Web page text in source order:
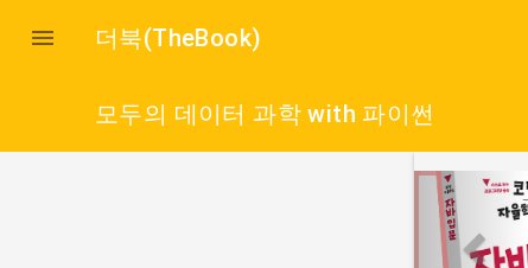
 더북(TheBook)
모두의 데이터 과학 with 파이썬
p
e